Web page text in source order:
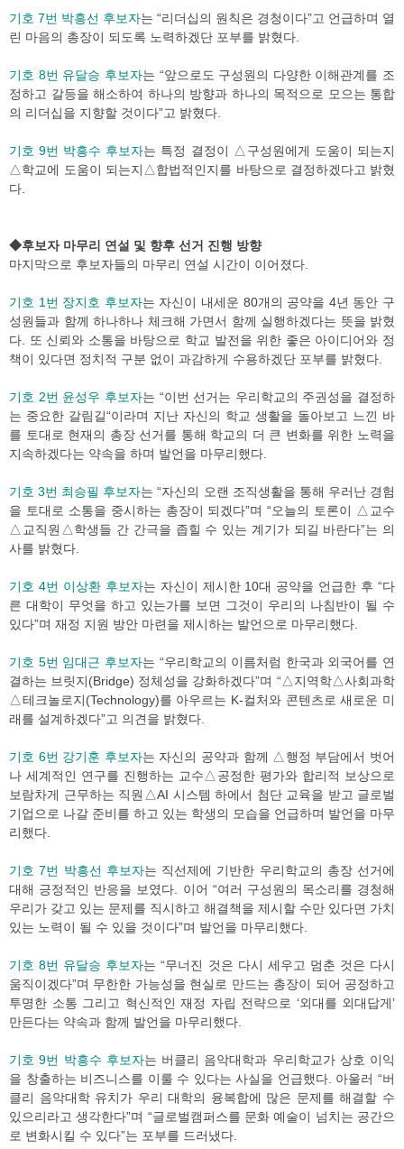
기호 7번 박흥선 후보자는 “리더십의 원칙은 경청이다”고 언급하며 열
린 마음의 총장이 되도록 노력하겠단 포부를 밝혔다.
기호 8번 유달승 후보자는 “앞으로도 구성원의 다양한 이해관계를 조
정하고 갈등을 해소하여 하나의 방향과 하나의 목적으로 모으는 통합
의 리더십을 지향할 것이다”고 밝혔다.
기호 9번 박흥수 후보자는 특정 결정이 △구성원에게 도움이 되는지
△학교에 도움이 되는지△합법적인지를 바탕으로 결정하겠다고 밝혔
다.
◆후보자 마무리 연설 및 향후 선거 진행 방향
마지막으로 후보자들의 마무리 연설 시간이 이어졌다.
기호 1번 장지호 후보자는 자신이 내세운 80개의 공약을 4년 동안 구
성원들과 함께 하나하나 체크해 가면서 함께 실행하겠다는 뜻을 밝혔
다. 또 신뢰와 소통을 바탕으로 학교 발전을 위한 좋은 아이디어와 정
책이 있다면 정치적 구분 없이 과감하게 수용하겠단 포부를 밝혔다.
기호 2번 윤성우 후보자는 “이번 선거는 우리학교의 주권성을 결정하
는 중요한 갈림길“이라며 지난 자신의 학교 생활을 돌아보고 느낀 바
를 토대로 현재의 총장 선거를 통해 학교의 더 큰 변화를 위한 노력을
지속하겠다는 약속을 하며 발언을 마무리했다.
기호 3번 최승필 후보자는 “자신의 오랜 조직생활을 통해 우러난 경험
을 토대로 소통을 중시하는 총장이 되겠다”며 “오늘의 토론이 △교수
△교직원△학생들 간 간극을 좁힐 수 있는 계기가 되길 바란다”는 의
사를 밝혔다.
기호 4번 이상환 후보자는 자신이 제시한 10대 공약을 언급한 후 “다
른 대학이 무엇을 하고 있는가를 보면 그것이 우리의 나침반이 될 수
있다”며 재정 지원 방안 마련을 제시하는 발언으로 마무리했다.
기호 5번 임대근 후보자는 “우리학교의 이름처럼 한국과 외국어를 연
결하는 브릿지(Bridge) 정체성을 강화하겠다”며 “△지역학△사회과학
△테크놀로지(Technology)를 아우르는 K-컬처와 콘텐츠로 새로운 미
래를 설계하겠다”고 의견을 밝혔다.
기호 6번 강기훈 후보자는 자신의 공약과 함께 △행정 부담에서 벗어
나 세계적인 연구를 진행하는 교수△공정한 평가와 합리적 보상으로
보람차게 근무하는 직원△AI 시스템 하에서 첨단 교육을 받고 글로벌
기업으로 나갈 준비를 하고 있는 학생의 모습을 언급하며 발언을 마무
리했다.
기호 7번 박흥선 후보자는 직선제에 기반한 우리학교의 총장 선거에
대해 긍정적인 반응을 보였다. 이어 “여러 구성원의 목소리를 경청해
우리가 갖고 있는 문제를 직시하고 해결책을 제시할 수만 있다면 가치
있는 노력이 될 수 있을 것이다”며 발언을 마무리했다.
기호 8번 유달승 후보자는 “무너진 것은 다시 세우고 멈춘 것은 다시
움직이겠다”며 무한한 가능성을 현실로 만드는 총장이 되어 공정하고
투명한 소통 그리고 혁신적인 재정 자립 전략으로 ‘외대를 외대답게’
만든다는 약속과 함께 발언을 마무리했다.
기호 9번 박흥수 후보자는 버클리 음악대학과 우리학교가 상호 이익
을 창출하는 비즈니스를 이룰 수 있다는 사실을 언급했다. 아울러 “버
클리 음악대학 유치가 우리 대학의 융복합에 많은 문제를 해결할 수
있으리라고 생각한다”며 “글로벌캠퍼스를 문화 예술이 넘치는 공간으
로 변화시킬 수 있다”는 포부를 드러냈다.